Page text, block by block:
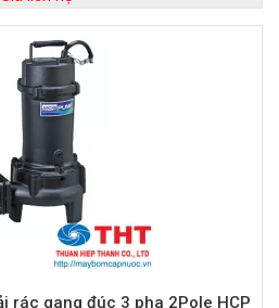
rác gang đúc 3 pha 2Pole HCP